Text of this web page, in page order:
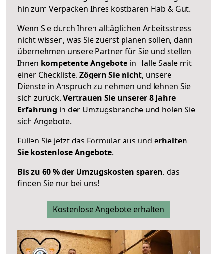
hin zum Verpacken Ihres kostbaren Hab & Gut.
Wenn Sie durch Ihren alltäglichen Arbeitsstress
nicht wissen, was Sie zuerst planen sollen, dann
übernehmen unsere Partner für Sie und stellen
Ihnen kompetente Angebote in Halle Saale mit
einer Checkliste. Zögern Sie nicht, unsere
Dienste in Anspruch zu nehmen und lehnen Sie
sich zurück. Vertrauen Sie unserer 8 Jahre
Erfahrung in der Umzugsbranche und holen Sie
sich Angebote.
Füllen Sie jetzt das Formular aus und erhalten
Sie kostenlose Angebote.
Bis zu 60 % der Umzugskosten sparen, das
finden Sie nur bei uns!
Kostenlose Angebote erhalten